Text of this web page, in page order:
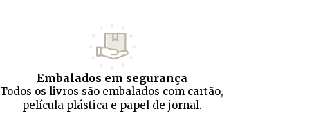
Embalados em segurança
Todos os livros são embalados com cartão,
película plástica e papel de jornal.